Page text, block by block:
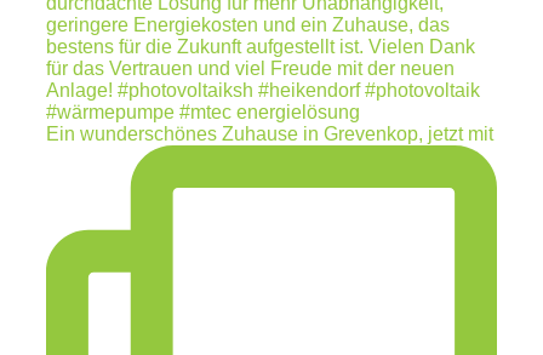
Ein wunderschönes Zuhause in Grevenkop, jetzt mit